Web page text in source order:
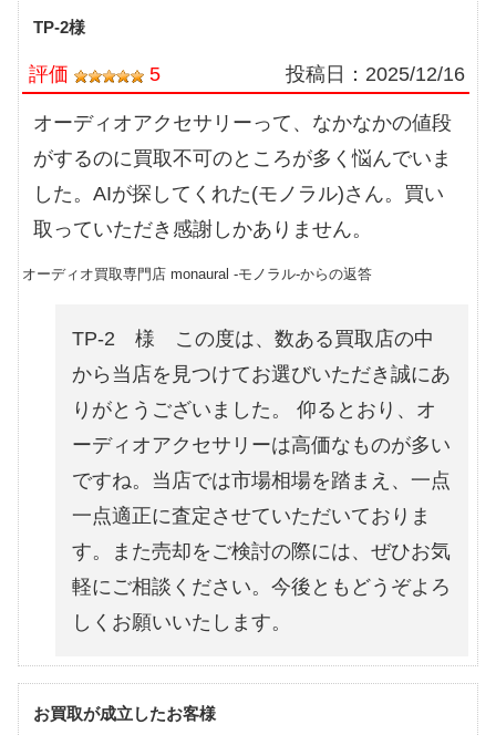
TP-2様
評価 5 投稿日： 2025/12/16
オーディオアクセサリーって、なかなかの値段
がするのに買取不可のところが多く悩んでいま
した。AIが探してくれた(モノラル)さん。買い
取っていただき感謝しかありません。
オーディオ買取専門店 monaural -モノラル-からの返答
TP-2 様 この度は、数ある買取店の中
から当店を見つけてお選びいただき誠にあ
りがとうございました。 仰るとおり、オ
ーディオアクセサリーは高価なものが多い
ですね。当店では市場相場を踏まえ、一点
一点適正に査定させていただいておりま
す。また売却をご検討の際には、ぜひお気
軽にご相談ください。今後ともどうぞよろ
しくお願いいたします。
お買取が成立したお客様